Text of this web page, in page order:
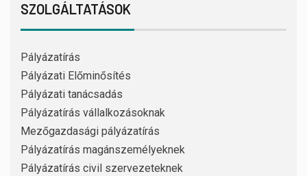
SZOLGÁLTATÁSOK
Pályázatírás
Pályázati Előminősítés
Pályázati tanácsadás
Pályázatírás vállalkozásoknak
Mezőgazdasági pályázatírás
Pályázatírás magánszemélyeknek
Pályázatírás civil szervezeteknek